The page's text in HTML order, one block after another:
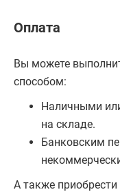
Оплата
Вы можете
способом:
Наличными
на складе.
Банковским
А также